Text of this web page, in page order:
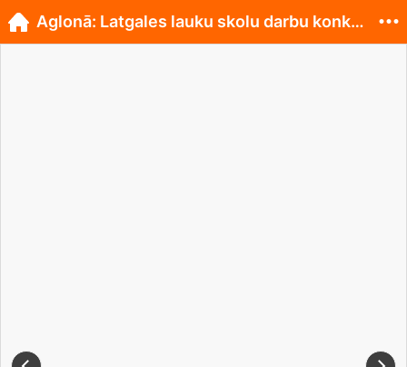
Aglonā: Latgales lauku skolu darbu konkurss